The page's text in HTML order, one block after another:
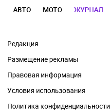
АВТО МОТО ЖУРНАЛ
Редакция
Размещение рекламы
Правовая информация
Условия использования
Политика конфиденциальности